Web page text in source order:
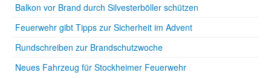
Balkon vor Brand durch Silvesterböller schützen
Feuerwehr gibt Tipps zur Sicherheit im Advent
Rundschreiben zur Brandschutzwoche
Neues Fahrzeug für Stockheimer Feuerwehr